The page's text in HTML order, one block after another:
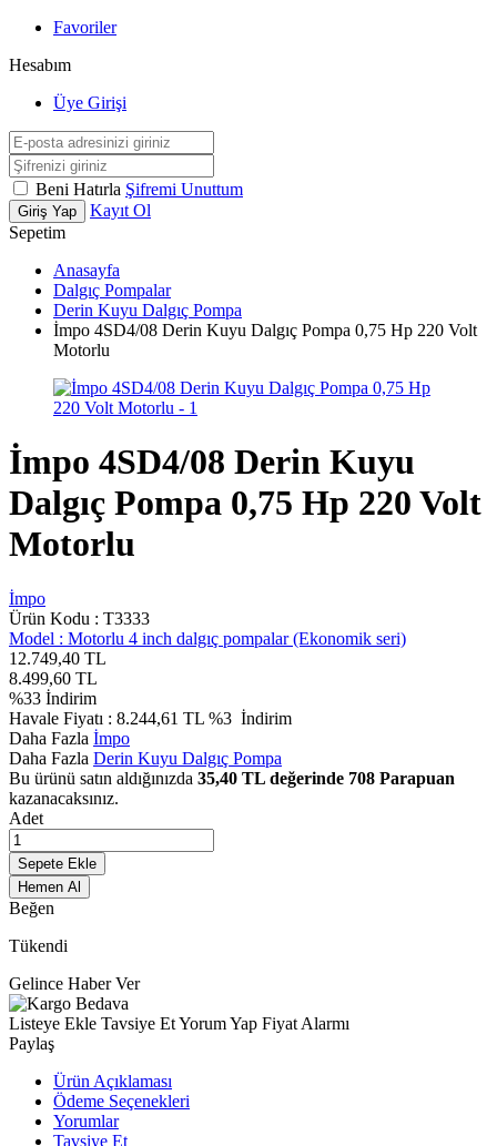
Favoriler
Hesabım
Üye Girişi
Beni Hatırla Şifremi Unuttum
Giriş Yap
Kayıt Ol
Sepetim
Anasayfa
Dalgıç Pompalar
Derin Kuyu Dalgıç Pompa
İmpo 4SD4/08 Derin Kuyu Dalgıç Pompa 0,75 Hp 220 Volt
Motorlu
İmpo 4SD4/08 Derin Kuyu
Dalgıç Pompa 0,75 Hp 220 Volt
Motorlu
İmpo
Ürün Kodu : T3333
Model : Motorlu 4 inch dalgıç pompalar (Ekonomik seri)
12.749,40 TL
8.499,60 TL
%33 İndirim
Havale Fiyatı : 8.244,61 TL %3 İndirim
Daha Fazla İmpo
Daha Fazla Derin Kuyu Dalgıç Pompa
Bu ürünü satın aldığınızda 35,40 TL değerinde 708 Parapuan
kazanacaksınız.
Adet
Sepete Ekle
Hemen Al
Beğen
Tükendi
Gelince Haber Ver
Listeye Ekle Tavsiye EtYorum Yap Fiyat Alarmı
Paylaş
Ürün Açıklaması
Ödeme Seçenekleri
Yorumlar
Tavsiye Et